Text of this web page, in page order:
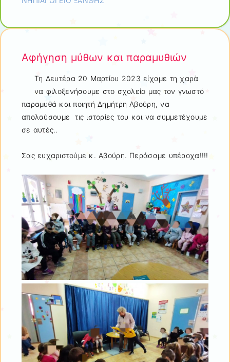
Αφήγηση μύθων και παραμυθιών
Τη Δευτέρα 20 Μαρτίου 2023 είχαμε τη χαρά
να φιλοξενήσουμε στο σχολείο μας τον γνωστό
παραμυθά και ποιητή Δημήτρη Αβούρη, να
απολαύσουμε τις ιστορίες του και να συμμετέχουμε
σε αυτές..
Σας ευχαριστούμε κ. Αβούρη. Περάσαμε υπέροχα!!!!